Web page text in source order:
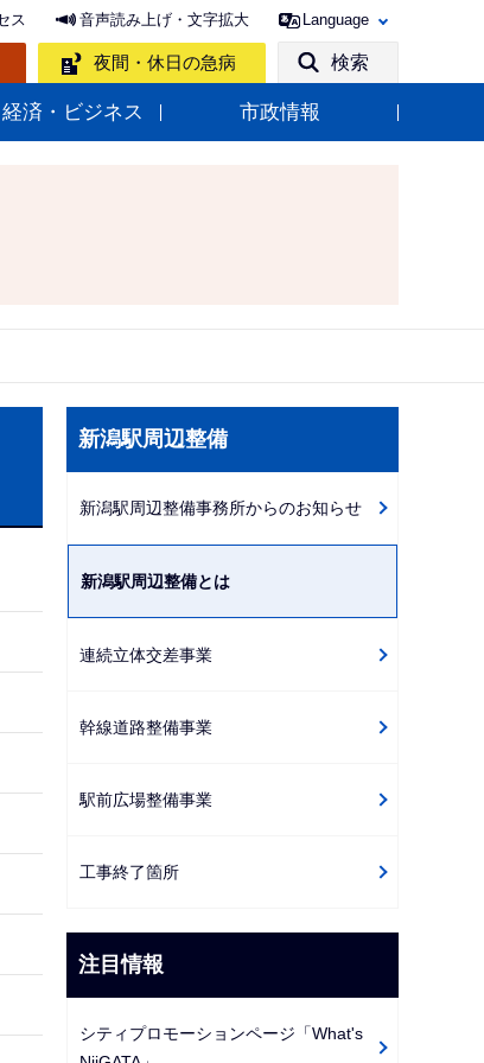
ス 音声読み上げ・文字拡大 Language
夜間・休日の急病 検索
済・ビジネス 市政情報
サ
ブ
ビ
ー
シ
ョ
こ
か
新潟駅周辺整備
新潟駅周辺整備事務所からのお知らせ
新潟駅周辺整備とは
連続立体交差事業
幹線道路整備事業
駅前広場整備事業
工事終了箇所
注目情報
シティプロモーションページ「What's